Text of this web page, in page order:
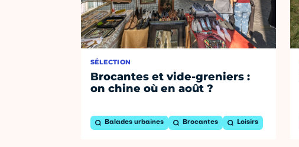
SÉLECTION
Brocantes et vide-greniers :
on chine où en août ?
Balades urbaines Brocantes Loisirs